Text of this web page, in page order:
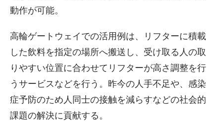
動作が可能。
高輪ゲートウェイでの活用例は、リフターに積載
した飲料を指定の場所へ搬送し、受け取る人の取
りやすい位置に合わせてリフターが高さ調整を行
うサービスなどを行う。昨今の人手不足や、感染
症予防のため人同士の接触を減らすなどの社会的
課題の解決に貢献する。